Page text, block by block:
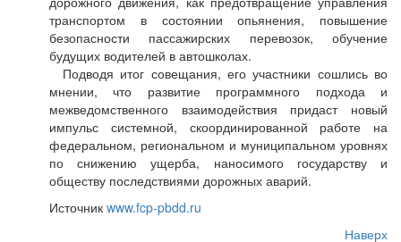
транспортом в состоянии опьянения, повышение
безопасности пассажирских перевозок, обучение
будущих водителей в автошколах.
Подводя итог совещания, его участники сошлись во
мнении, что развитие программного подхода и
межведомственного взаимодействия придаст новый
импульс системной, скоординированной работе на
федеральном, региональном и муниципальном уровнях
по снижению ущерба, наносимого государству и
обществу последствиями дорожных аварий.
Источник www.fcp-pbdd.ru
Наверх